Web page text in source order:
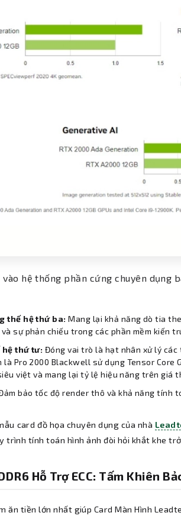
hệ thống phần cứng chuyên dụng
thế hệ thứ ba:Mang lại khả năng dò tia
sự phản chiếu trong các phần mềm kiến
thứ tư: Đóng vai trò là hạt nhân xử lý các
là Pro 2000 Blackwell sử dụng Tensor Core
việt và mang lại tỷ lệ hiệu năng trên giá
bảo tốc độ render thô và khả năng tính
card đồ họa chuyên dụng của nhà
trình tính toán hình ảnh đòi hỏi khắt khe
Hỗ Trợ ECC: Tấm Khiên
tiền lớn nhất giúp Card Màn Hình